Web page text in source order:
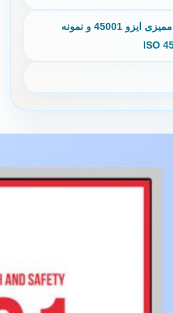
جمع‌بندی چک لیست ممیزی ایزو 45001 و نمونه